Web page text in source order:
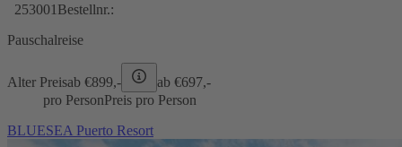
253001 Bestellnr.:
Pauschalreise
Alter Preisab €899,- ab €697,-
pro PersonPreis pro Person
BLUESEA Puerto Resort